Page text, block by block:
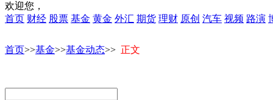
欢迎您，
首页 财经 股票 基金 黄金 外汇 期货 理财 原创 汽车 视频 路演
首页>>基金>>基金动态>> 正文